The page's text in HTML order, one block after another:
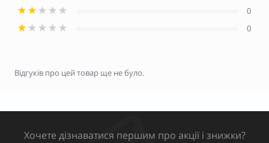
0
0
Відгуків про цей товар ще не було.
Хочете дізнаватися першим про акції і знижки?